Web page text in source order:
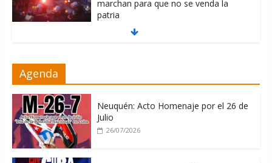
marchan para que no se venda la
patria
06/08/2026
06/08/2026
Agenda
Neuquén: Acto Homenaje por el 26 de
Julio
26/07/2026